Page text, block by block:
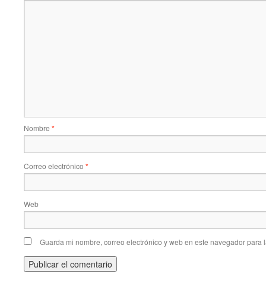
Nombre *
Correo electrónico *
Web
Guarda mi nombre, correo electrónico y web en este navegador para